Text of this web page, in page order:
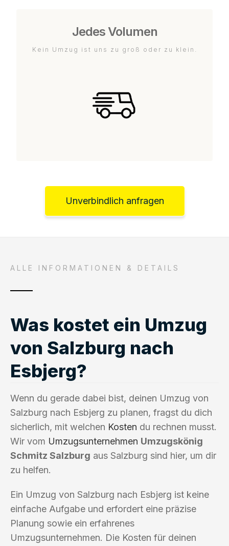
Jedes Volumen
Kein Umzug ist uns zu groß oder zu klein.
Unverbindlich anfragen
ALLE INFORMATIONEN & DETAILS
Was kostet ein Umzug
von Salzburg nach
Esbjerg?
Wenn du gerade dabei bist, deinen Umzug von
Salzburg nach Esbjerg zu planen, fragst du dich
sicherlich, mit welchen Kosten du rechnen musst.
Wir vom Umzugsunternehmen Umzugskönig
Schmitz Salzburg aus Salzburg sind hier, um dir
zu helfen.
Ein Umzug von Salzburg nach Esbjerg ist keine
einfache Aufgabe und erfordert eine präzise
Planung sowie ein erfahrenes
Umzugsunternehmen. Die Kosten für deinen